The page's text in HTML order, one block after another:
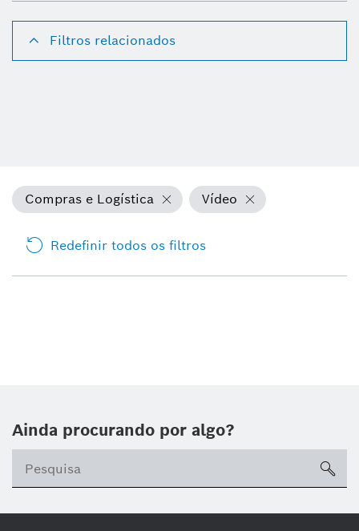
Filtros relacionados
Compras e Logística Vídeo
Redefinir todos os filtros
Ainda procurando por algo?